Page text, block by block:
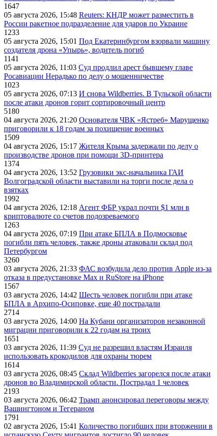
1647
05 августа 2026, 15:48 Reuters: КНДР может разместить в
России ракетное подразделение для ударов по Украине
1233
05 августа 2026, 15:01 Под Екатеринбургом взорвали машину
создателя дрона «Упырь», водитель погиб
1141
05 августа 2026, 11:03 Суд продлил арест бывшему главе
Росавиации Нерадько по делу о мошенничестве
1023
05 августа 2026, 07:13 И снова Wildberries. В Тульской области
после атаки дронов горит сортировочный центр
5180
04 августа 2026, 21:20 Основателя ЧВК «Ястреб» Марущенко
приговорили к 18 годам за похищение военных
1509
04 августа 2026, 15:17 Жителя Крыма задержали по делу о
производстве дронов при помощи 3D‑принтера
1374
04 августа 2026, 13:52 Грузовики экс-начальника ГАИ
Волгоградской области выставили на торги после дела о
взятках
1992
04 августа 2026, 12:18 Агент ФБР украл почти $1 млн в
криптовалюте со счетов подозреваемого
1263
04 августа 2026, 07:19 При атаке БПЛА в Подмосковье
погибли пять человек, также дроны атаковали склад под
Петербургом
3260
03 августа 2026, 21:33 ФАС возбудила дело против Apple из-за
отказа в предустановке Max и RuStore на iPhone
1567
03 августа 2026, 14:42 Шесть человек погибли при атаке
БПЛА в Архипо-Осиповке, еще 40 пострадали
2714
03 августа 2026, 14:00 На Кубани организаторов незаконной
миграции приговорили к 22 годам на троих
1651
03 августа 2026, 11:39 Суд не разрешил властям Израиля
использовать крокодилов для охраны тюрем
1614
03 августа 2026, 08:45 Склад Wildberries загорелся после атаки
дронов во Владимирской области. Пострадал 1 человек
2193
03 августа 2026, 06:42 Трамп анонсировал переговоры между
Вашингтоном и Тегераном
1791
02 августа 2026, 15:41 Количество погибших при вторжении в